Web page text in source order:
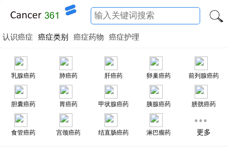
认识癌症 癌症类别 癌症药物 癌症护理
乳腺癌药 肺癌药 肝癌药 卵巢癌药 前列腺癌药
胆囊癌药 胃癌药 甲状腺癌药 胰腺癌药 膀胱癌药
食管癌药 宫颈癌药 结直肠癌药 淋巴瘤药 更多